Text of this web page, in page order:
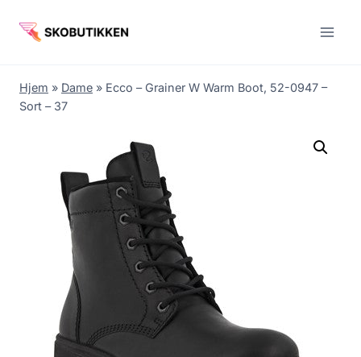
Hjem » Dame » Ecco – Grainer W Warm Boot, 52-0947 –
Sort – 37